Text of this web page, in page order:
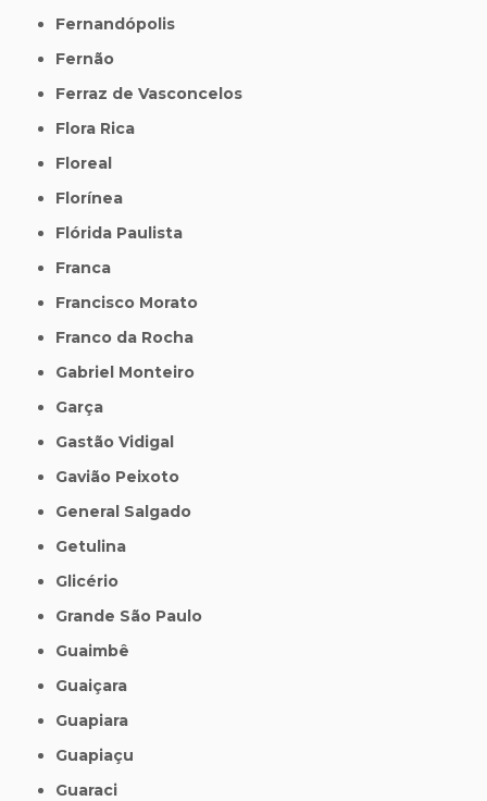
Fernandópolis
Fernão
Ferraz de Vasconcelos
Flora Rica
Floreal
Florínea
Flórida Paulista
Franca
Francisco Morato
Franco da Rocha
Gabriel Monteiro
Garça
Gastão Vidigal
Gavião Peixoto
General Salgado
Getulina
Glicério
Grande São Paulo
Guaimbê
Guaiçara
Guapiara
Guapiaçu
Guaraci